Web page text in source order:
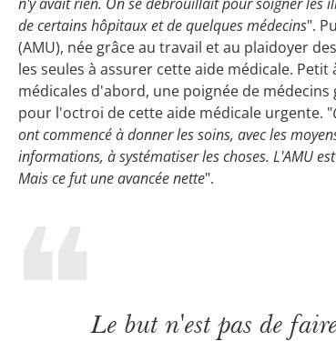
de certains hôpitaux et de quelques médecins".
(AMU), née grâce au travail et au plaidoyer
les seules à assurer cette aide médicale.
médicales d'abord, une poignée de
pour l'octroi de cette aide médicale urgente. "
ont commencé à donner les soins, avec les
informations, à systématiser les choses. L'AMU
Mais ce fut une avancée nette".
Le but n'est pas de